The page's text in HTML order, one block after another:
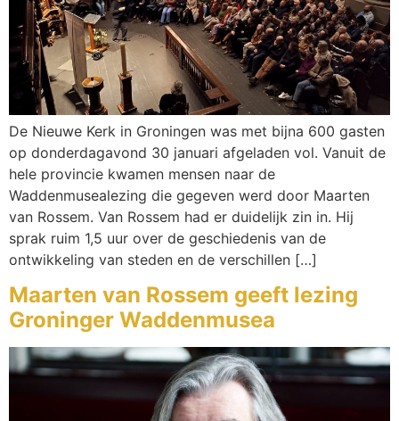
De Nieuwe Kerk in Groningen was met bijna 600 gasten
op donderdagavond 30 januari afgeladen vol. Vanuit de
hele provincie kwamen mensen naar de
Waddenmusealezing die gegeven werd door Maarten
van Rossem. Van Rossem had er duidelijk zin in. Hij
sprak ruim 1,5 uur over de geschiedenis van de
ontwikkeling van steden en de verschillen […]
Maarten van Rossem geeft lezing
Groninger Waddenmusea